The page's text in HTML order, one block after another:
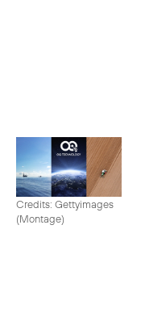
Credits: Gettyimages
(Montage)